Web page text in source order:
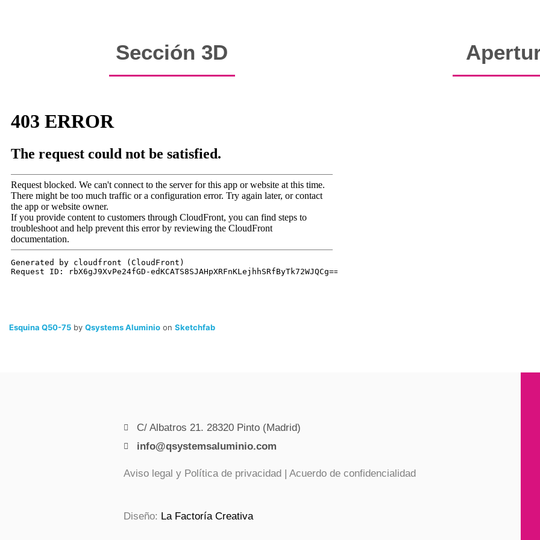
Sección 3D
Esquina Q50-75 by Qsystems Aluminio on Sketchfab
C/ Albatros 21. 28320 Pinto (Madrid)
info@qsystemsaluminio.com
Aviso legal y Política de privacidad Acuerdo de confidencialidad
Diseño: La Factoría Creativa